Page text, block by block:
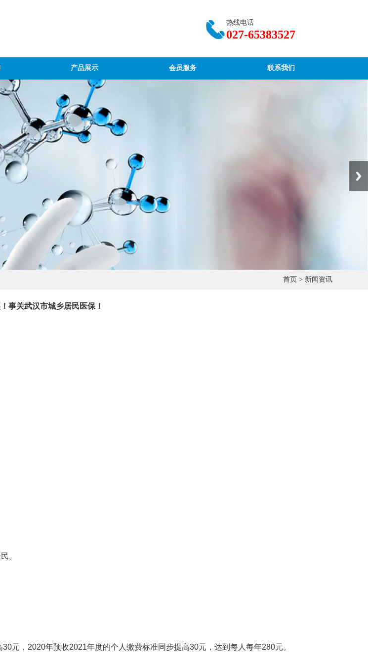
热线电话
027-65383527
产品展示 会员服务 联系我们
首页 > 新闻资讯
事关武汉市城乡居民医保！
。
元，2020年预收2021年度的个人缴费标准同步提高30元，达到每人每年280元。